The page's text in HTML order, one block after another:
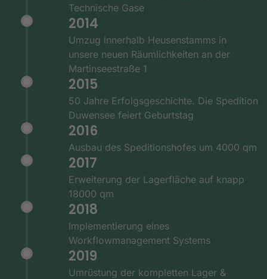
Technische Gase
2014
Umzug innerhalb Heusenstamms in
unsere neuen Räumlichkeiten an der
Martinseestraße 1
2015
50 Jahre Erfolgsgeschichte. Die Spedition
Duwensee feiert Geburtstag
2016
Ausbau des Speditionshofes um 4000 qm
2017
Erweiterung der Lagerfläche auf knapp
18000 qm
2018
Implementierung eines
Workflowmanagement Systems
2019
Umrüstung der kompletten Lager &